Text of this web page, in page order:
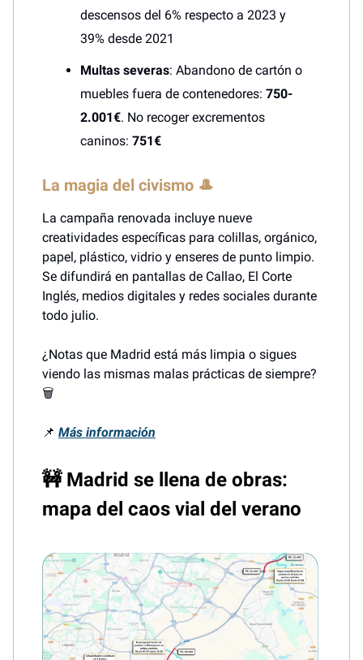
descensos del 6% respecto a 2023 y
39% desde 2021
Multas severas: Abandono de cartón o
muebles fuera de contenedores: 750-
2.001€. No recoger excrementos
caninos: 751€
La magia del civismo 🎩
La campaña renovada incluye nueve
creatividades específicas para colillas, orgánico,
papel, plástico, vidrio y enseres de punto limpio.
Se difundirá en pantallas de Callao, El Corte
Inglés, medios digitales y redes sociales durante
todo julio.
¿Notas que Madrid está más limpia o sigues
viendo las mismas malas prácticas de siempre?
🗑️
📌 Más información
🚧 Madrid se llena de obras:
mapa del caos vial del verano